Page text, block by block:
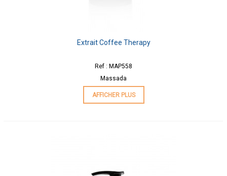
Extrait Coffee Therapy
Ref : MAP558
Massada
AFFICHER PLUS